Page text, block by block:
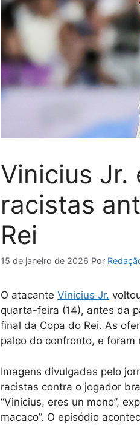
Vinicius Jr.
racistas
Rei
15 de janeiro de 2026 Por
O atacante Vinicius Jr.
quarta-feira (14), antes da
final da Copa do Rei. As
palco do confronto, e foram
Imagens divulgadas pelo
racistas contra o jogador
“Vinicius, eres un mono”,
macaco”. O episódio